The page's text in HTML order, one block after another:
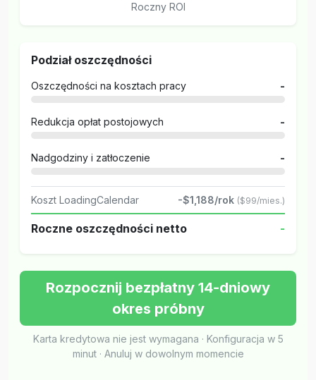
Roczny ROI
Podział oszczędności
Oszczędności na kosztach pracy -
Redukcja opłat postojowych -
Nadgodziny i zatłoczenie -
Koszt LoadingCalendar -$1,188/rok ($99/mies.)
Roczne oszczędności netto -
Rozpocznij bezpłatny 14-dniowy
okres próbny
Karta kredytowa nie jest wymagana · Konfiguracja w 5
minut · Anuluj w dowolnym momencie